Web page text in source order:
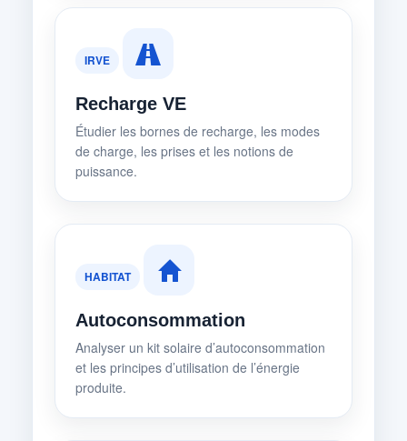
IRVE
Recharge VE
Étudier les bornes de recharge, les modes
de charge, les prises et les notions de
puissance.
HABITAT
Autoconsommation
Analyser un kit solaire d’autoconsommation
et les principes d’utilisation de l’énergie
produite.